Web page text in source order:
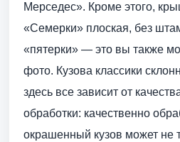
Мерседес». Кроме этого,
«Семерки» плоская, без
«пятерки» — это вы также
фото. Кузова классики
здесь все зависит от
обработки: качественно
окрашенный кузов может не